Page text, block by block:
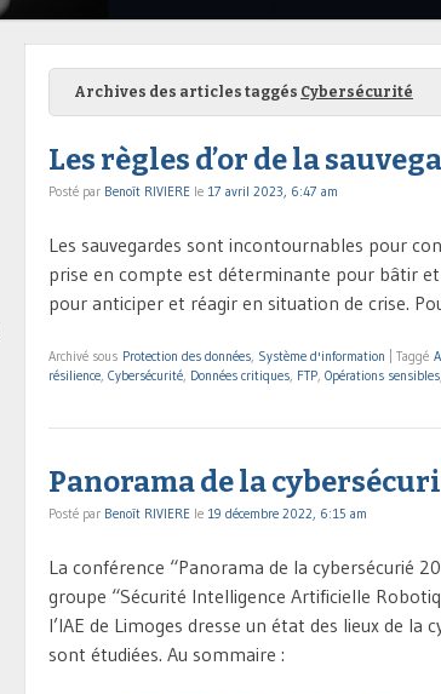
Archives des articles taggés Cybersécurité
Les règles d’or de la
Posté par Benoît RIVIERE le 17 avril 2023, 6:47 am
Les sauvegardes sont incontournables pour
prise en compte est déterminante pour bâtir
pour anticiper et réagir en situation de crise.
Archivé sous Protection des données, Système d'information Taggé
résilience, Cybersécurité, Données critiques, FTP, Opérations sensibles
Panorama de la
Posté par Benoît RIVIERE le 19 décembre 2022, 6:15 am
La conférence “Panorama de la cybersécurié
groupe “Sécurité Intelligence Artificielle
l’IAE de Limoges dresse un état des lieux de
sont étudiées. Au sommaire :